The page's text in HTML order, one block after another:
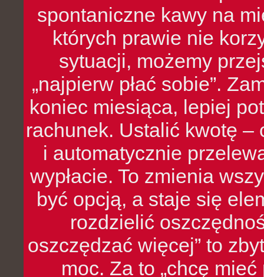
spontaniczne kawy na
których prawie nie
sytuacji, możemy
„najpierw płać sobie”.
koniec miesiąca, lepiej
rachunek. Ustalić kwotę
i automatycznie
wypłacie. To zmienia
być opcją, a staje się
rozdzielić
oszczędzać więcej” to
moc. Za to „chcę